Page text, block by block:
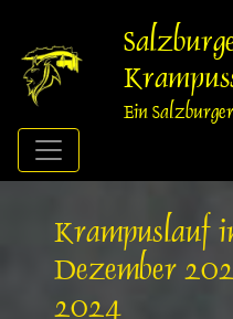
Inhalt
Ein
Krampuslauf
Dezember
2024